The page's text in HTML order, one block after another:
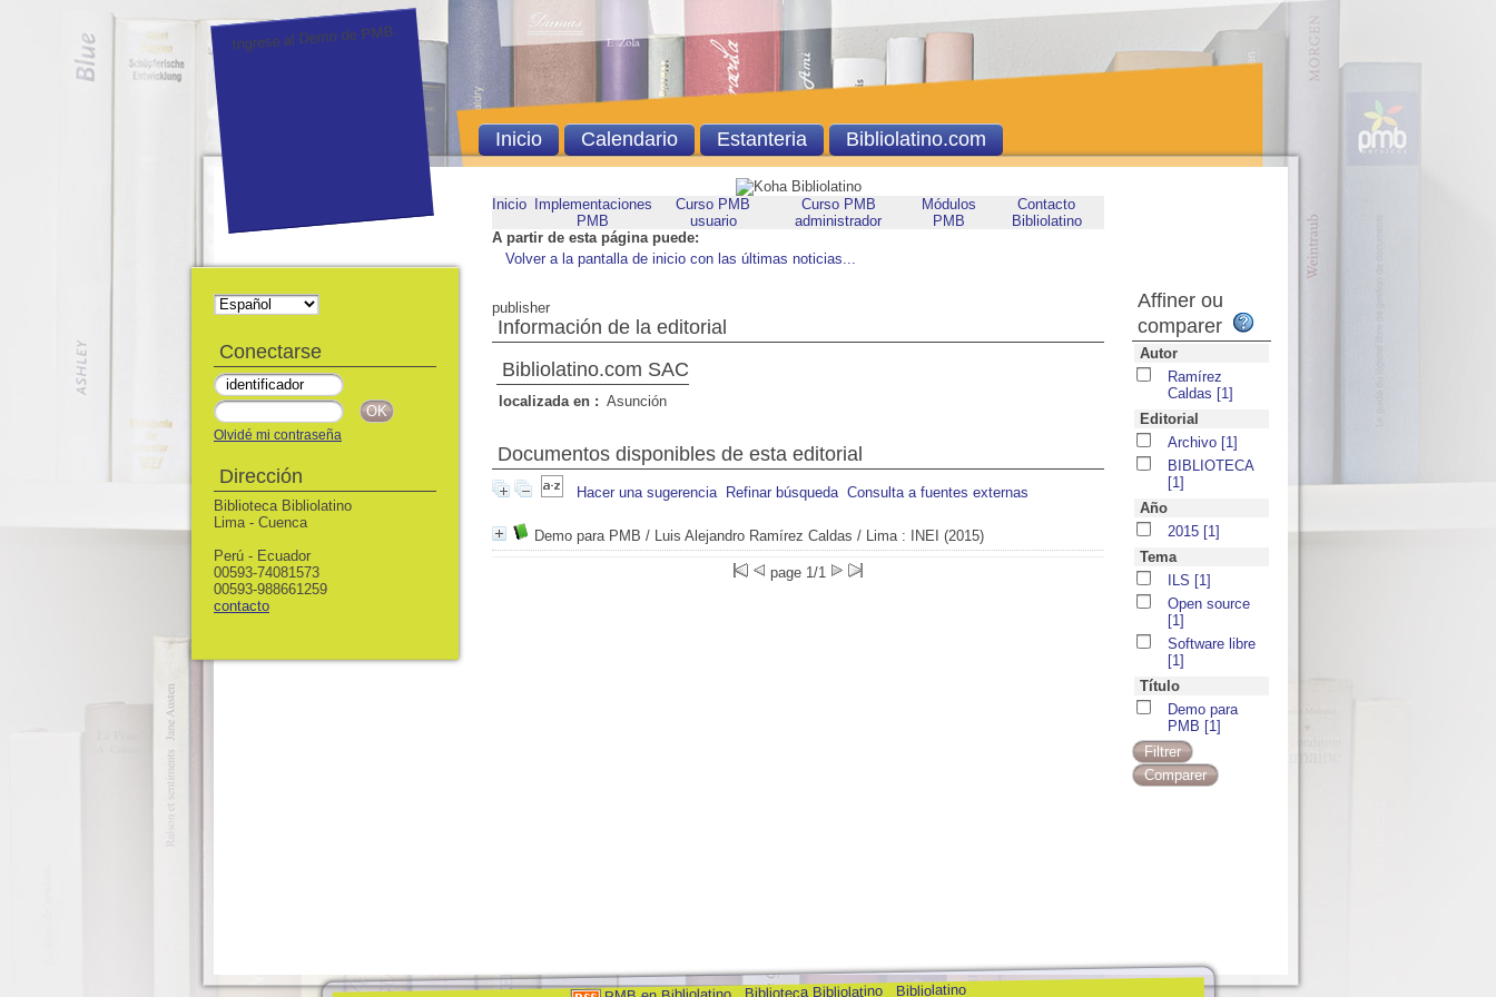
Inicio
Implementaciones
PMB
Curso PMB
usuario
Curso PMB
administrador
Módulos
PMB
Contacto
Bibliolatino
A partir de esta página puede:
Volver a la pantalla de inicio con las últimas noticias...
publisher
Información de la editorial
Bibliolatino.com SAC
localizada en : Asunción
Documentos disponibles de esta editorial
Hacer una sugerencia Refinar búsqueda Consulta a fuentes externas
Demo para PMB / Luis Alejandro Ramírez Caldas / Lima : INEI (2015)
page 1/1
Biblioteca Bibliolatino Bibliolatino
Ingrese al Demo de PMB.
Inicio Calendario Estanteria Bibliolatino.com
Conectarse
Olvidé mi contraseña
Dirección
Biblioteca Bibliolatino
Lima - Cuenca
Perú - Ecuador
00593-74081573
00593-988661259
contacto
Affiner ou
comparer
Autor
Ramírez
Caldas [1]
Editorial
Archivo [1]
BIBLIOTECA
[1]
Año
2015 [1]
Tema
ILS [1]
Open source
[1]
Software libre
[1]
Título
Demo para
PMB [1]